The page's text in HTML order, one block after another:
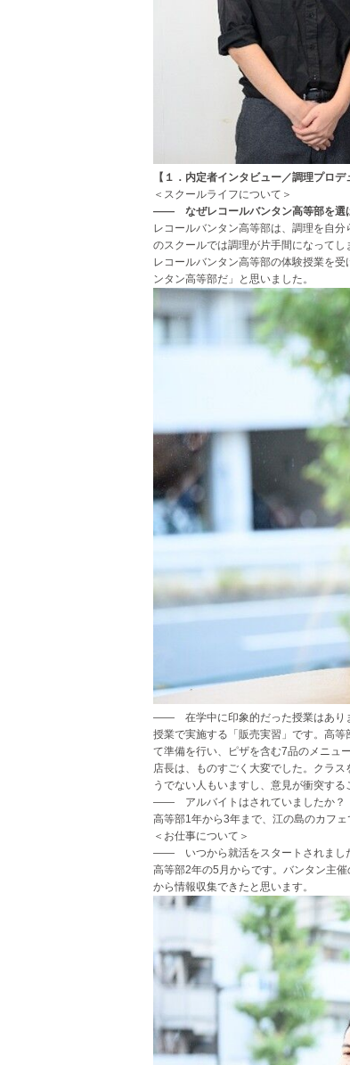
【１．内定者インタビュー／調理プロ
＜スクールライフについて＞
―― なぜレコールバンタン高等部を選
レコールバンタン高等部は、調理を自
のスクールでは調理が片手間になってし
レコールバンタン高等部の体験授業を
ンタン高等部だ」と思いました。
―― 在学中に印象的だった授業はあり
授業で実施する「販売実習」です。高
て準備を行い、ピザを含む7品のメニュ
店長は、ものすごく大変でした。クラ
うでない人もいますし、意見が衝突す
―― アルバイトはされていましたか？
高等部1年から3年まで、江の島のカフ
＜お仕事について＞
―― いつから就活をスタートされまし
高等部2年の5月からです。バンタン主
から情報収集できたと思います。